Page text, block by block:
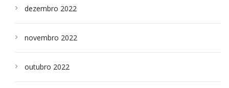
dezembro 2022
novembro 2022
outubro 2022